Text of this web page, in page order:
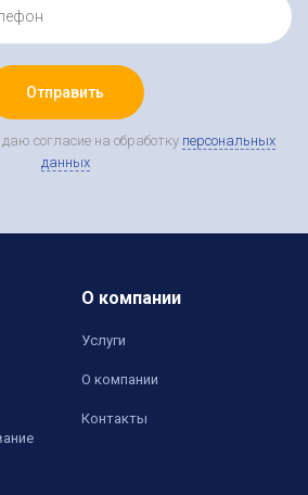
Отправить
согласие на обработку персональных
данных
О компании
Услуги
О компании
Контакты